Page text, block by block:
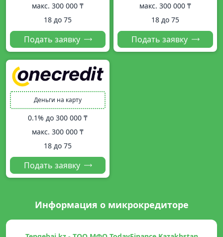
макс. 300 000 ₸
18 до 75
Подать заявку
макс. 300 000 ₸
18 до 75
Подать заявку
Деньги на карту
0.1% до 300 000 ₸
макс. 300 000 ₸
18 до 75
Подать заявку
Информация о микрокредиторе